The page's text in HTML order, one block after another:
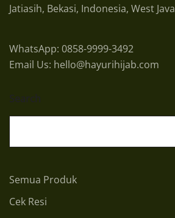
Jatiasih, Bekasi, Indonesia, West Java
WhatsApp: 0858-9999-3492
Email Us: hello@hayurihijab.com
Search
Semua Produk
Cek Resi